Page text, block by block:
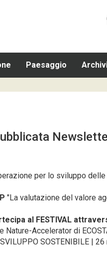
Paesaggio
per lo sviluppo delle
"La valutazione del valore
al FESTIVAL
Accelerator di
SOSTENIBILE |